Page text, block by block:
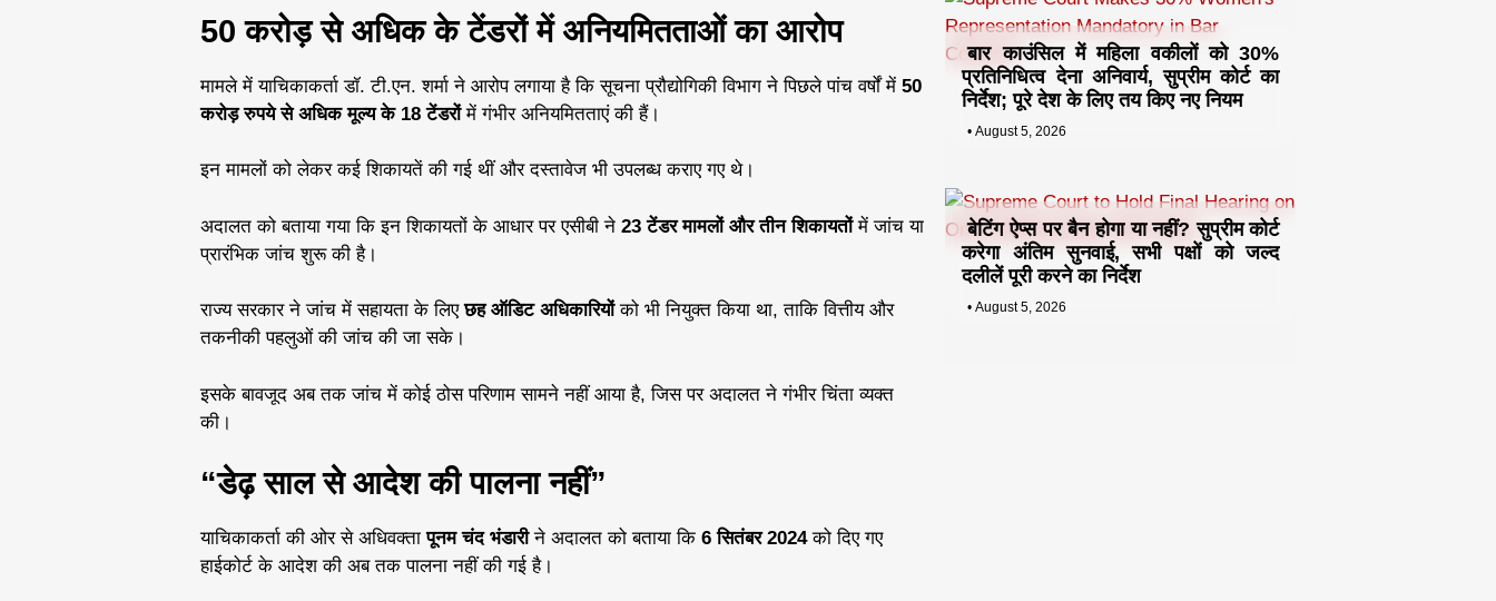
बार काउंसिल में महिला वकीलों को 30%
प्रतिनिधित्व देना अनिवार्य, सुप्रीम कोर्ट का
निर्देश; पूरे देश के लिए तय किए नए नियम
• August 5, 2026
बेटिंग ऐप्स पर बैन होगा या नहीं? सुप्रीम कोर्ट
करेगा अंतिम सुनवाई, सभी पक्षों को जल्द
दलीलें पूरी करने का निर्देश
• August 5, 2026
50 करोड़ से अधिक के टेंडरों में अनियमितताओं का आरोप
मामले में याचिकाकर्ता डॉ. टी.एन. शर्मा ने आरोप लगाया है कि सूचना प्रौद्योगिकी विभाग ने पिछले पांच वर्षों में 50
करोड़ रुपये से अधिक मूल्य के 18 टेंडरोंमें गंभीर अनियमितताएं की हैं।
इन मामलों को लेकर कई शिकायतें की गई थीं और दस्तावेज भी उपलब्ध कराए गए थे।
अदालत को बताया गया कि इन शिकायतों के आधार पर एसीबी ने 23 टेंडर मामलों और तीन शिकायतोंमें जांच या
प्रारंभिक जांच शुरू की है।
राज्य सरकार ने जांच में सहायता के लिएछह ऑडिट अधिकारियोंको भी नियुक्त किया था, ताकि वित्तीय और
तकनीकी पहलुओं की जांच की जा सके।
इसके बावजूद अब तक जांच में कोई ठोस परिणाम सामने नहीं आया है, जिस पर अदालत ने गंभीर चिंता व्यक्त
की।
“डेढ़ साल से आदेश की पालना नहीं”
याचिकाकर्ता की ओर से अधिवक्तापूनम चंद भंडारीने अदालत को बताया कि 6 सितंबर 2024को दिए गए
हाईकोर्ट के आदेश की अब तक पालना नहीं की गई है।